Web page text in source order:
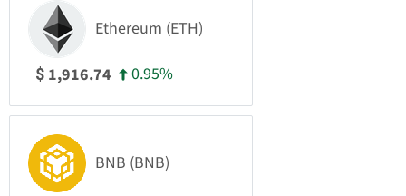
Ethereum (ETH)
$ 1,916.74 0.95%
BNB (BNB)